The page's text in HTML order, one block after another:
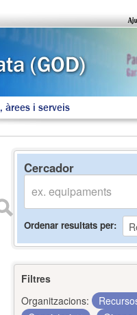
àrees i serveis
Cercador
Ordenar resultats per
Filtres
Organitzacions: